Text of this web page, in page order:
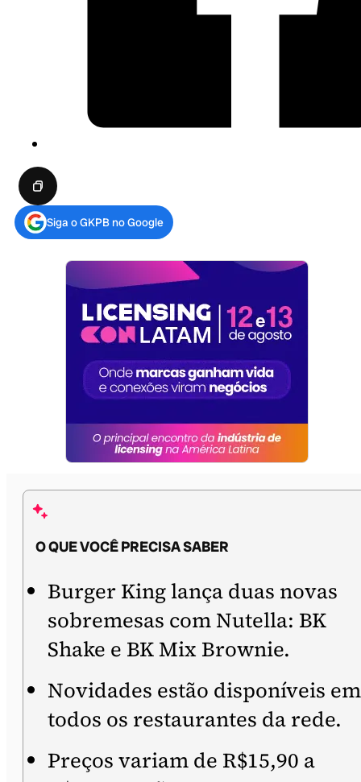
Siga o GKPB no Google
O QUE VOCÊ PRECISA SABER
Burger King lança duas novas
sobremesas com Nutella: BK
Shake e BK Mix Brownie.
Novidades estão disponíveis em
todos os restaurantes da rede.
Preços variam de R$15,90 a